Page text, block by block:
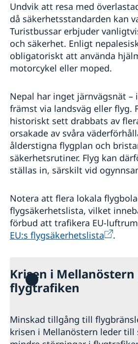
Undvik att resa med
då säkerhetsstandarden kan
Turistbussar erbjuder
och säkerhet. Enligt
obligatoriskt att använda
motorcykel eller moped.
Nepal har inget järnvägsnät –
främst via landsväg eller flyg.
historiskt sett drabbats av
orsakade av svåra
ålderstigna flygplan och
säkerhetsrutiner. Flyg kan
ställas in, särskilt vid
Notera att flera lokala
flygsäkerhetslista, vilket
förbud att trafikera EU-
EU:s flygsäkerhetslista
.
Krisen i
flygtrafiken
Minskad tillgång till
krisen i Mellanöstern leder till